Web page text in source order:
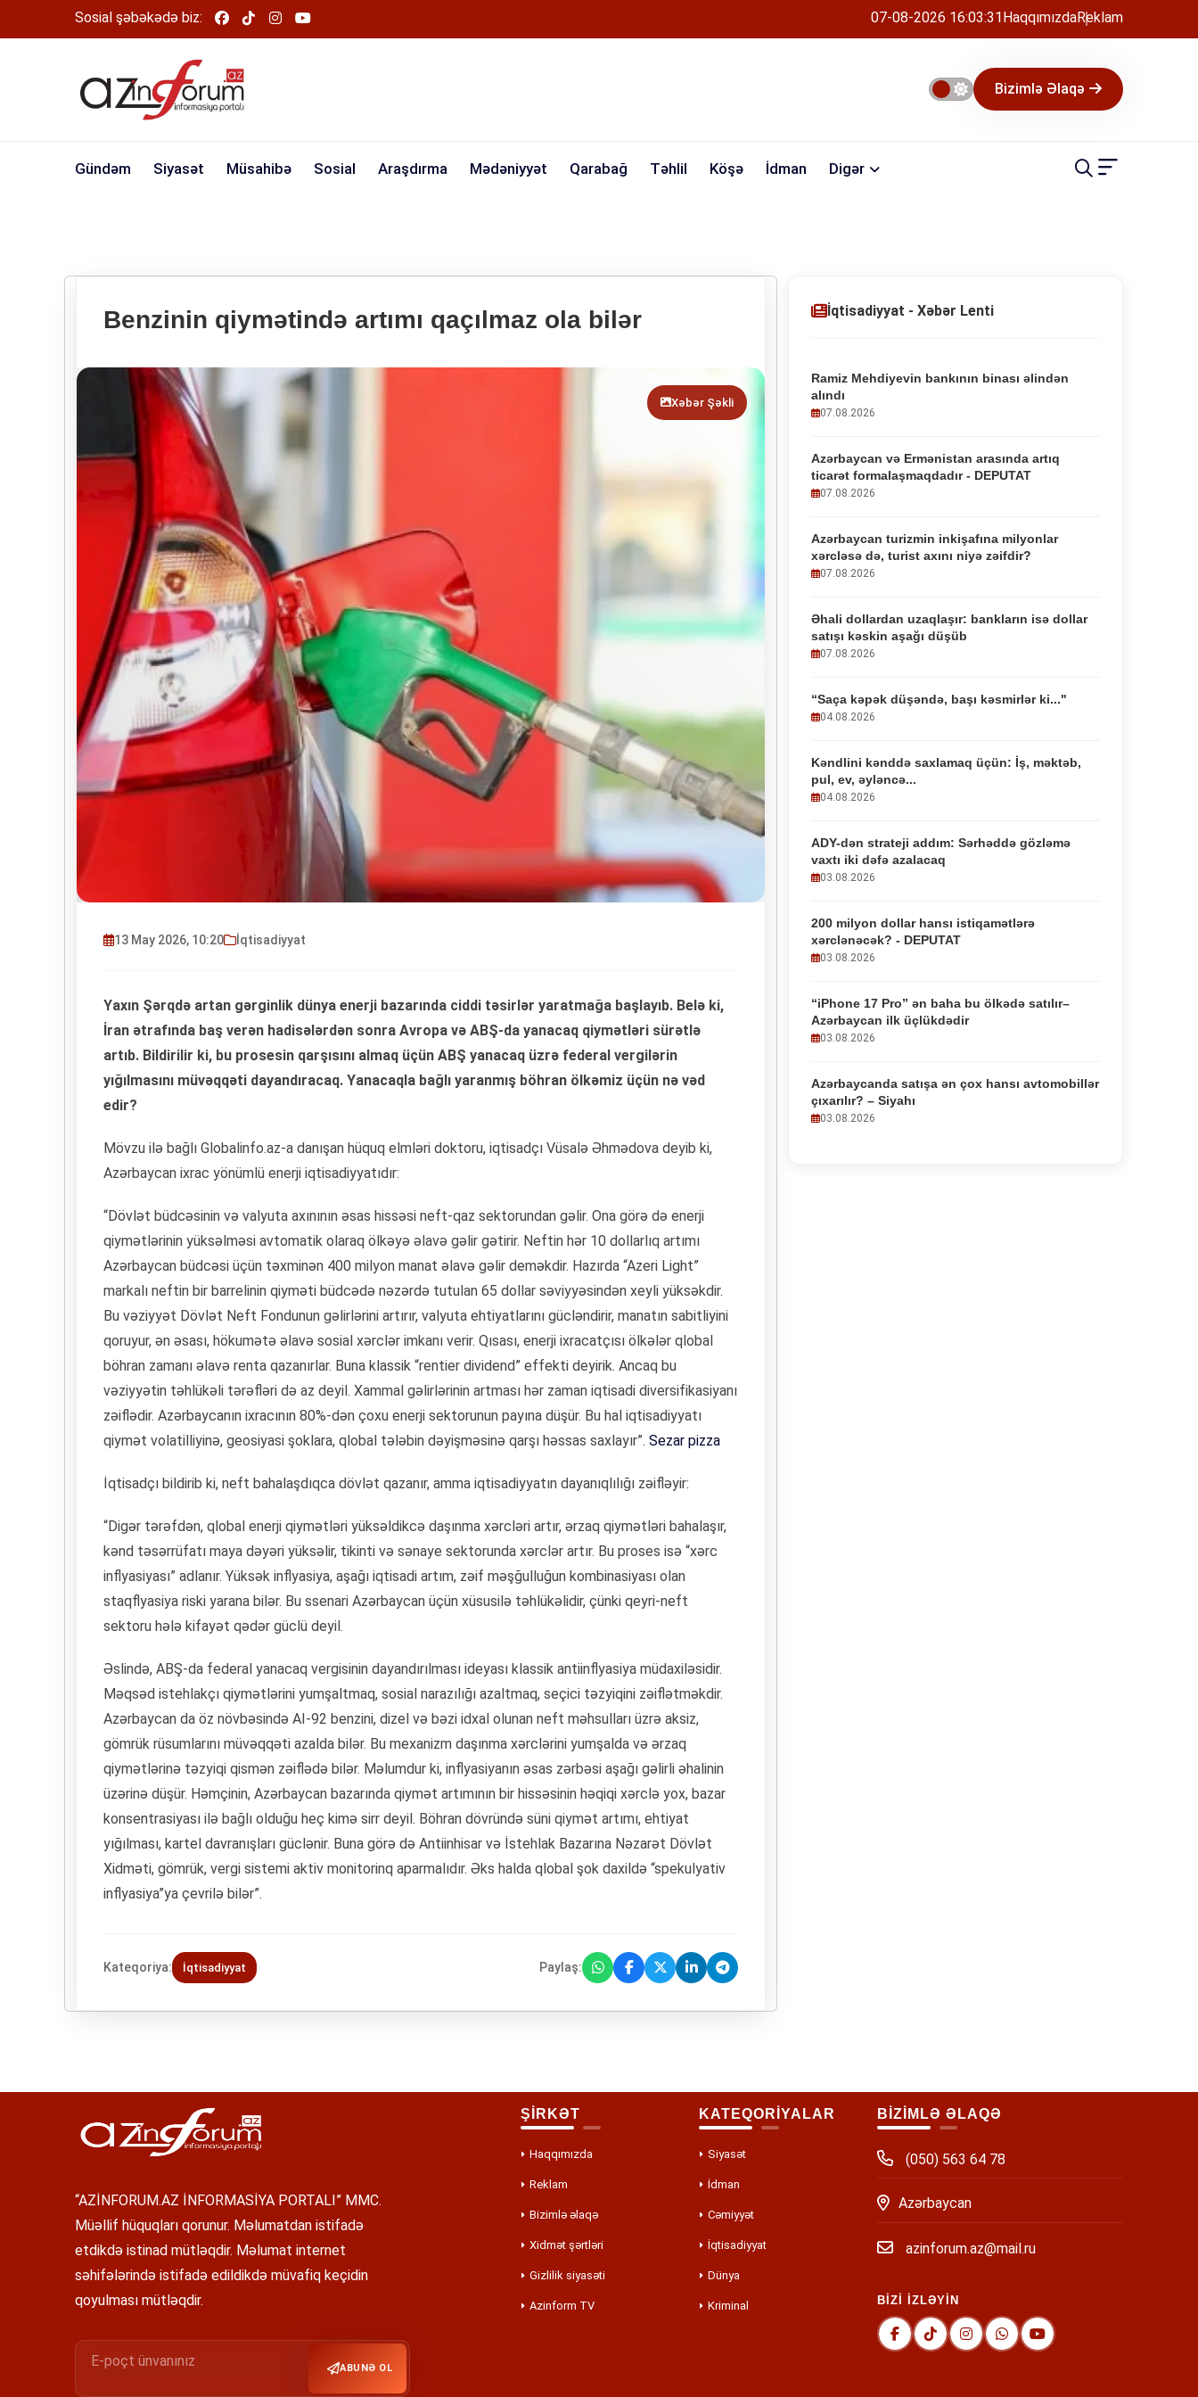
Sosial şəbəkədə biz: 07-08-2026 16:03:32HaqqımızdaReklam
Bizimlə Əlaqə
Gündəm Siyasət Müsahibə Sosial Araşdırma Mədəniyyət Qarabağ Təhlil Köşə İdman Digər
Benzinin qiymətində artımı qaçılmaz ola bilər
Xəbər Şəkli
13 May 2026, 10:20 İqtisadiyyat
Yaxın Şərqdə artan gərginlik dünya enerji bazarında ciddi təsirlər yaratmağa başlayıb. Belə ki,
İran ətrafında baş verən hadisələrdən sonra Avropa və ABŞ-da yanacaq qiymətləri sürətlə
artıb. Bildirilir ki, bu prosesin qarşısını almaq üçün ABŞ yanacaq üzrə federal vergilərin
yığılmasını müvəqqəti dayandıracaq. Yanacaqla bağlı yaranmış böhran ölkəmiz üçün nə vəd
edir?
Mövzu ilə bağlı Globalinfo.az-a danışan hüquq elmləri doktoru, iqtisadçı Vüsalə Əhmədova deyib ki,
Azərbaycan ixrac yönümlü enerji iqtisadiyyatıdır:
“Dövlət büdcəsinin və valyuta axınının əsas hissəsi neft-qaz sektorundan gəlir. Ona görə də enerji
qiymətlərinin yüksəlməsi avtomatik olaraq ölkəyə əlavə gəlir gətirir. Neftin hər 10 dollarlıq artımı
Azərbaycan büdcəsi üçün təxminən 400 milyon manat əlavə gəlir deməkdir. Hazırda “Azeri Light”
markalı neftin bir barrelinin qiyməti büdcədə nəzərdə tutulan 65 dollar səviyyəsindən xeyli yüksəkdir.
Bu vəziyyət Dövlət Neft Fondunun gəlirlərini artırır, valyuta ehtiyatlarını gücləndirir, manatın sabitliyini
qoruyur, ən əsası, hökumətə əlavə sosial xərclər imkanı verir. Qısası, enerji ixracatçısı ölkələr qlobal
böhran zamanı əlavə renta qazanırlar. Buna klassik “rentier dividend” effekti deyirik. Ancaq bu
vəziyyətin təhlükəli tərəfləri də az deyil. Xammal gəlirlərinin artması hər zaman iqtisadi diversifikasiyanı
zəiflədir. Azərbaycanın ixracının 80%-dən çoxu enerji sektorunun payına düşür. Bu hal iqtisadiyyatı
qiymət volatilliyinə, geosiyasi şoklara, qlobal tələbin dəyişməsinə qarşı həssas saxlayır”. Sezar pizza
İqtisadçı bildirib ki, neft bahalaşdıqca dövlət qazanır, amma iqtisadiyyatın dayanıqlılığı zəifləyir:
“Digər tərəfdən, qlobal enerji qiymətləri yüksəldikcə daşınma xərcləri artır, ərzaq qiymətləri bahalaşır,
kənd təsərrüfatı maya dəyəri yüksəlir, tikinti və sənaye sektorunda xərclər artır. Bu proses isə “xərc
inflyasiyası” adlanır. Yüksək inflyasiya, aşağı iqtisadi artım, zəif məşğulluğun kombinasiyası olan
staqflyasiya riski yarana bilər. Bu ssenari Azərbaycan üçün xüsusilə təhlükəlidir, çünki qeyri-neft
sektoru hələ kifayət qədər güclü deyil.
Əslində, ABŞ-da federal yanacaq vergisinin dayandırılması ideyası klassik antiinflyasiya müdaxiləsidir.
Məqsəd istehlakçı qiymətlərini yumşaltmaq, sosial narazılığı azaltmaq, seçici təzyiqini zəiflətməkdir.
Azərbaycan da öz növbəsində AI-92 benzini, dizel və bəzi idxal olunan neft məhsulları üzrə aksiz,
gömrük rüsumlarını müvəqqəti azalda bilər. Bu mexanizm daşınma xərclərini yumşalda və ərzaq
qiymətlərinə təzyiqi qismən zəiflədə bilər. Məlumdur ki, inflyasiyanın əsas zərbəsi aşağı gəlirli əhalinin
üzərinə düşür. Həmçinin, Azərbaycan bazarında qiymət artımının bir hissəsinin həqiqi xərclə yox, bazar
konsentrasiyası ilə bağlı olduğu heç kimə sirr deyil. Böhran dövründə süni qiymət artımı, ehtiyat
yığılması, kartel davranışları güclənir. Buna görə də Antiinhisar və İstehlak Bazarına Nəzarət Dövlət
Xidməti, gömrük, vergi sistemi aktiv monitorinq aparmalıdır. Əks halda qlobal şok daxildə “spekulyativ
inflyasiya”ya çevrilə bilər”.
Kateqoriya: İqtisadiyyat Paylaş:
İqtisadiyyat - Xəbər Lenti
Ramiz Mehdiyevin bankının binası əlindən
alındı
07.08.2026
Azərbaycan və Ermənistan arasında artıq
ticarət formalaşmaqdadır - DEPUTAT
07.08.2026
Azərbaycan turizmin inkişafına milyonlar
xərcləsə də, turist axını niyə zəifdir?
07.08.2026
Əhali dollardan uzaqlaşır: bankların isə dollar
satışı kəskin aşağı düşüb
07.08.2026
“Saça kəpək düşəndə, başı kəsmirlər ki..."
04.08.2026
Kəndlini kənddə saxlamaq üçün: İş, məktəb,
pul, ev, əyləncə...
04.08.2026
ADY-dən strateji addım: Sərhəddə gözləmə
vaxtı iki dəfə azalacaq
03.08.2026
200 milyon dollar hansı istiqamətlərə
xərclənəcək? - DEPUTAT
03.08.2026
“iPhone 17 Pro” ən baha bu ölkədə satılır–
Azərbaycan ilk üçlükdədir
03.08.2026
Azərbaycanda satışa ən çox hansı avtomobillər
çıxarılır? – Siyahı
03.08.2026
“AZİNFORUM.AZ İNFORMASİYA PORTALI” MMC.
Müəllif hüquqları qorunur. Məlumatdan istifadə
etdikdə istinad mütləqdir. Məlumat internet
səhifələrində istifadə edildikdə müvafiq keçidin
qoyulması mütləqdir.
ABUNƏ OL
ŞİRKƏT
Haqqımızda
Reklam
Bizimlə əlaqə
Xidmət şərtləri
Gizlilik siyasəti
Azinform TV
KATEQORİYALAR
Siyasət
İdman
Cəmiyyət
İqtisadiyyat
Dünya
Kriminal
BİZİMLƏ ƏLAQƏ
(050) 563 64 78
Azərbaycan
azinforum.az@mail.ru
BİZİ İZLƏYİN